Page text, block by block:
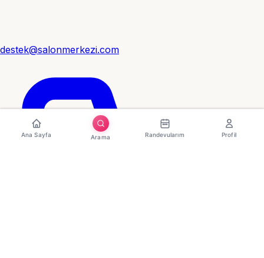
destek@salonmerkezi.com
Ana Sayfa Arama Randevularım Profil